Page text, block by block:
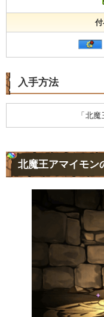
入手方法
「北
北魔王アマイモン